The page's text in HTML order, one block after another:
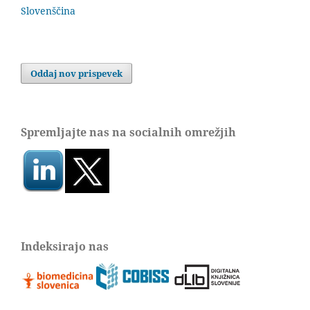
Slovenščina
Oddaj nov prispevek
Spremljajte nas na socialnih omrežjih
Indeksirajo nas